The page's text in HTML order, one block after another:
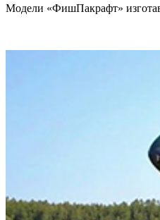
Модели «ФишПакрафт»